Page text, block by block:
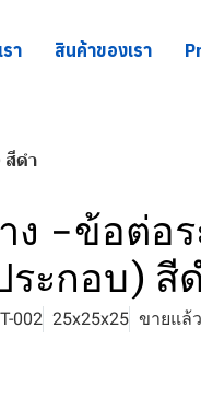
า สินค้าของเรา
ดำ
ง -ข้อต่อ
ะกอบ) สี
002 25x25x25 ขายแล้